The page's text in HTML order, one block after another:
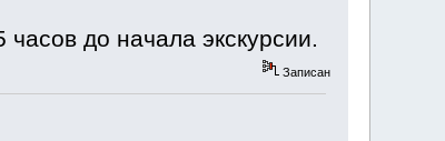
до начала экскурсии.
Записан